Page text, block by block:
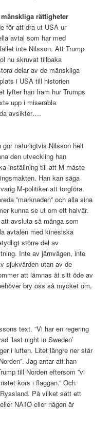
rättigheter
för att dra ut USA ur
avtal som har med
inte Nilsson. Att Trump
nu skruvat tillbaka
delar av de mänskliga
i USA till historien
lyfter han fram hur Trumps
upp i miserabla
avsikter….
naturligtvis Nilsson helt
den utveckling han
inställning till att M måste
Han kan säga
M-politiker att torgföra.
”marknaden” och alla sina
kunna se ut om ett halvår.
avsluta så många som
avtalen med kinesiska
större del av
Inte av järnvägen, inte
sjukvården utan av de
att lämnas åt sitt öde av
bry oss så mycket om,
text. ”Vi har en regering
’last night in Sweden’
i luften. Litet längre ner står
Jag antar att han
till Norden eftersom ”vi
kors i flaggan.” Och
På vilket sätt ett
NATO eller någon är